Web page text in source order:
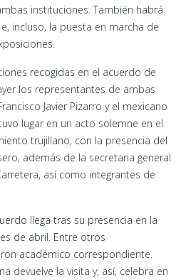
instituciones. También habrá
incluso, la puesta en marcha de
recogidas en el acuerdo de
los representantes de ambas
Javier Pizarro y el mexicano
lugar en un acto solemne en el
trujillano, con la presencia del
además de la secretaria general
así como integrantes de
llega tras su presencia en la
de abril. Entre otros
académico correspondiente.
devuelve la visita y, así, celebra en